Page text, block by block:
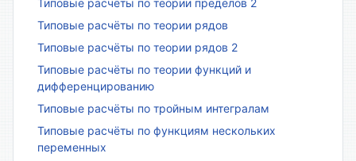
Типовые расчёты по теории рядов
Типовые расчёты по теории рядов 2
Типовые расчёты по теории функций и
дифференцированию
Типовые расчёты по тройным интегралам
Типовые расчёты по функциям нескольких
переменных